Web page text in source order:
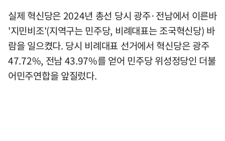
실제 혁신당은 2024년 총선 당시 광주·전남에서 이른바
'지민비조'(지역구는 민주당, 비례대표는 조국혁신당) 바
람을 일으켰다. 당시 비례대표 선거에서 혁신당은 광주
47.72%, 전남 43.97%를 얻어 민주당 위성정당인 더불
어민주연합을 앞질렀다.